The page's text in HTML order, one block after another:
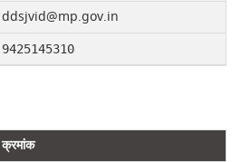
ddsjvid@mp.gov.in
9425145310
क्रमांक